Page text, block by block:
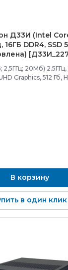
Д33И (Intel
16ГБ DDR4, SSD
2,5ГГц; 20Мб) 2.5ГГц,
Graphics, 512 Гб,
В корзину
в один клик